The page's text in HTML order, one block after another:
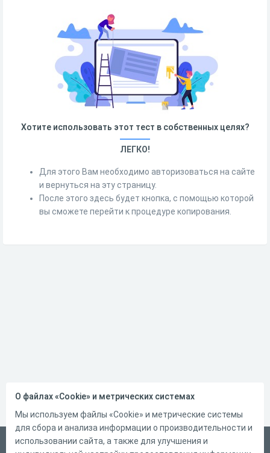
Хотите использовать этот тест в собственных целях?
ЛЕГКО!
Для этого Вам необходимо авторизоваться на сайте
и вернуться на эту страницу.
После этого здесь будет кнопка, с помощью которой
вы сможете перейти к процедуре копирования.
Русский
О файлах «Cookie» и метрических системах
Мы используем файлы «Cookie» и метрические системы
для сбора и анализа информации о производительности и
использовании сайта, а также для улучшения и